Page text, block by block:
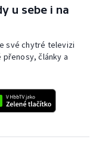
u sebe i na
své chytré televizi
články a